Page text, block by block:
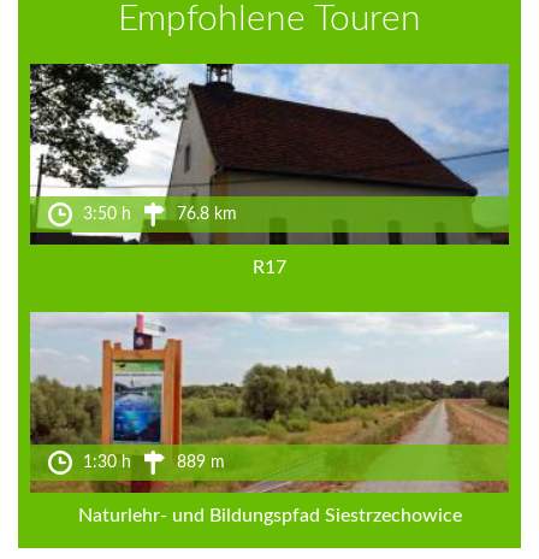
Empfohlene Touren
3:50 h 76.8 km
R17
1:30 h 889 m
Naturlehr- und Bildungspfad Siestrzechowice